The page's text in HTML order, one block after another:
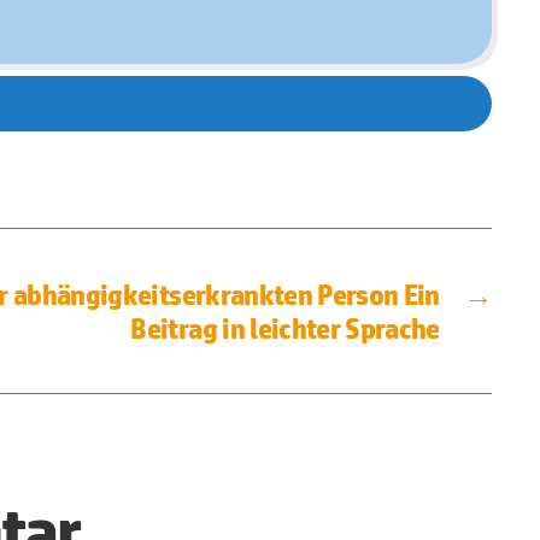
→
abhängigkeitserkrankten Person Ein
Beitrag in leichter Sprache